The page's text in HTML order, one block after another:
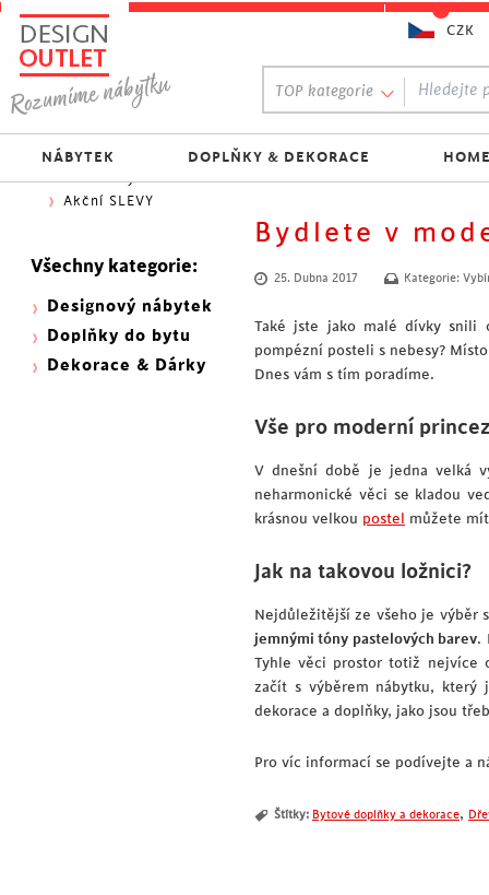
Bydlete v
25. Dubna 2017 Kategorie:
Také jste jako malé dívky snili
pompézní posteli s nebesy?
Dnes vám s tím poradíme.
Vše pro moderní
V dnešní době je jedna velká
neharmonické věci se kladou
krásnou velkou postel můžete
Jak na takovou ložnici?
Nejdůležitější ze všeho je výběr
jemnými tóny pastelových barev.
Tyhle věci prostor totiž nejvíce
začít s výběrem nábytku, který
dekorace a doplňky, jako jsou
Pro víc informací se podívejte a
Štítky: Bytové doplňky a dekorace,
Oblíbený výběr:
300 NOVINEK
333 BESTSELLERŮ
Nejlevnější do 1.500 Kč
Skladovky
Akční SLEVY
Všechny kategorie:
Designový nábytek
Doplňky do bytu
Dekorace & Dárky
TOP kategorie
NÁBYTEK DOPLŇKY & DEKORACE
CZK